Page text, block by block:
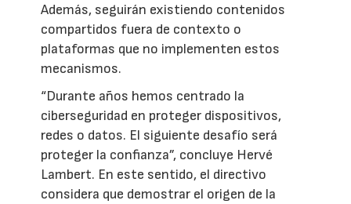
Además, seguirán existiendo contenidos
compartidos fuera de contexto o
plataformas que no implementen estos
mecanismos.
“Durante años hemos centrado la
ciberseguridad en proteger dispositivos,
redes o datos. El siguiente desafío será
proteger la confianza”, concluye Hervé
Lambert. En este sentido, el directivo
considera que demostrar el origen de la